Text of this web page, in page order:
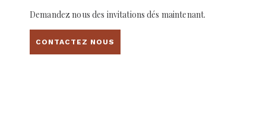
Demandez nous des invitations dés maintenant.
CONTACTEZ NOUS